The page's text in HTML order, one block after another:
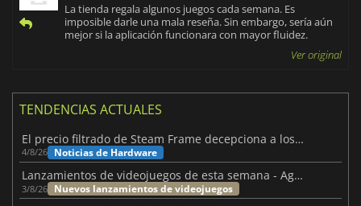
La tienda regala algunos juegos cada semana. Es
imposible darle una mala reseña. Sin embargo, sería aún
mejor si la aplicación funcionara con mayor fluidez.
Ver original
TENDENCIAS ACTUALES
El precio filtrado de Steam Frame decepciona a los usuarios
4/8/26 Noticias de Hardware
Lanzamientos de videojuegos de esta semana - Agosto de 2026 (semana 32)
3/8/26 Nuevos lanzamientos de videojuegos